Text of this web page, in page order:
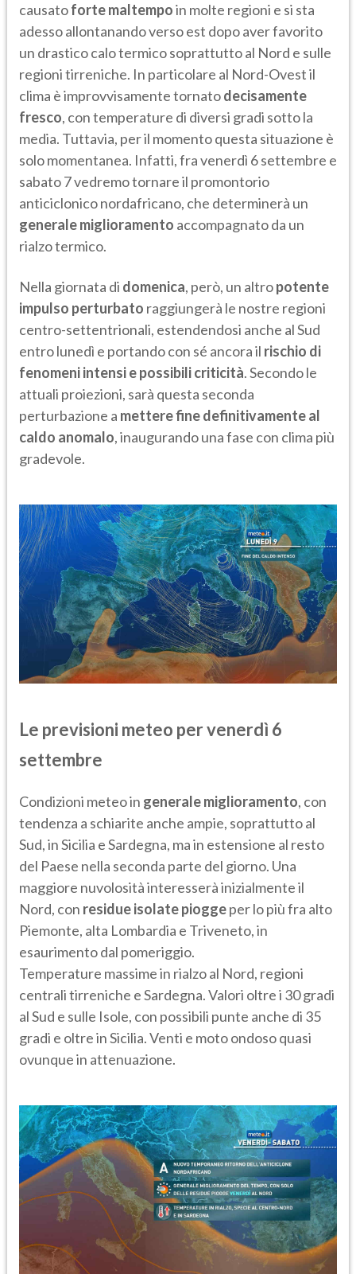
causatoforte maltempoin molte regioni e si sta
adesso allontanando verso est dopo aver favorito
un drastico calo termico soprattutto al Nord e sulle
regioni tirreniche. In particolare al Nord-Ovest il
clima è improvvisamente tornatodecisamente
fresco, con temperature di diversi gradi sotto la
media. Tuttavia, per il momento questa situazione è
solo momentanea. Infatti, fra venerdì 6 settembre e
sabato 7 vedremo tornare il promontorio
anticiclonico nordafricano, che determinerà un
generale miglioramento accompagnato da un
rialzo termico.
Nella giornata di domenica, però, un altropotente
impulso perturbato raggiungerà le nostre regioni
centro-settentrionali, estendendosi anche al Sud
entro lunedì e portando con sé ancora il rischio di
fenomeni intensi e possibili criticità. Secondo le
attuali proiezioni, sarà questa seconda
perturbazione a mettere fine definitivamente al
caldo anomalo, inaugurando una fase con clima più
gradevole.
Le previsioni meteo per venerdì 6
settembre
Condizioni meteo in generale miglioramento, con
tendenza a schiarite anche ampie, soprattutto al
Sud, in Sicilia e Sardegna, ma in estensione al resto
del Paese nella seconda parte del giorno. Una
maggiore nuvolosità interesserà inizialmente il
Nord, con residue isolate pioggeper lo più fra alto
Piemonte, alta Lombardia e Triveneto, in
esaurimento dal pomeriggio.
Temperature massime in rialzo al Nord, regioni
centrali tirreniche e Sardegna. Valori oltre i 30 gradi
al Sud e sulle Isole, con possibili punte anche di 35
gradi e oltre in Sicilia. Venti e moto ondoso quasi
ovunque in attenuazione.